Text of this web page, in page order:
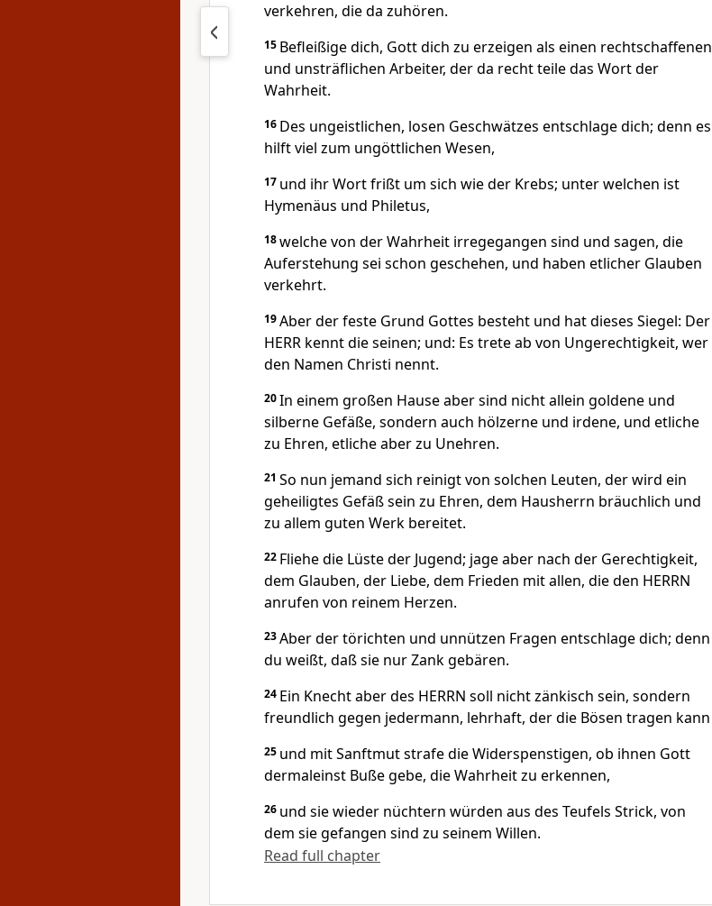
verkehren, die da zuhören.
15 Befleißige dich, Gott dich zu erzeigen als einen rechtschaffenen
und unsträflichen Arbeiter, der da recht teile das Wort der
Wahrheit.
16 Des ungeistlichen, losen Geschwätzes entschlage dich; denn es
hilft viel zum ungöttlichen Wesen,
17 und ihr Wort frißt um sich wie der Krebs; unter welchen ist
Hymenäus und Philetus,
18welche von der Wahrheit irregegangen sind und sagen, die
Auferstehung sei schon geschehen, und haben etlicher Glauben
verkehrt.
19Aber der feste Grund Gottes besteht und hat dieses Siegel: Der
HERR kennt die seinen; und: Es trete ab von Ungerechtigkeit, wer
den Namen Christi nennt.
20In einem großen Hause aber sind nicht allein goldene und
silberne Gefäße, sondern auch hölzerne und irdene, und etliche
zu Ehren, etliche aber zu Unehren.
21 So nun jemand sich reinigt von solchen Leuten, der wird ein
geheiligtes Gefäß sein zu Ehren, dem Hausherrn bräuchlich und
zu allem guten Werk bereitet.
22 Fliehe die Lüste der Jugend; jage aber nach der Gerechtigkeit,
dem Glauben, der Liebe, dem Frieden mit allen, die den HERRN
anrufen von reinem Herzen.
23Aber der törichten und unnützen Fragen entschlage dich; denn
du weißt, daß sie nur Zank gebären.
24 Ein Knecht aber des HERRN soll nicht zänkisch sein, sondern
freundlich gegen jedermann, lehrhaft, der die Bösen tragen kann
25 und mit Sanftmut strafe die Widerspenstigen, ob ihnen Gott
dermaleinst Buße gebe, die Wahrheit zu erkennen,
26 und sie wieder nüchtern würden aus des Teufels Strick, von
dem sie gefangen sind zu seinem Willen.
Read full chapter